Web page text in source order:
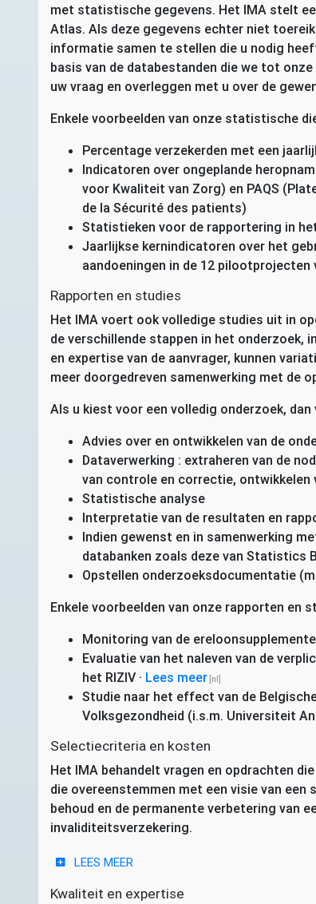
met statistische gegevens. Het IMA stelt
Atlas. Als deze gegevens echter niet
informatie samen te stellen die u nodig
basis van de databestanden die we tot
uw vraag en overleggen met u over de
Enkele voorbeelden van onze statistische
Percentage verzekerden met een
Indicatoren over ongeplande
voor Kwaliteit van Zorg) en PAQS
de la Sécurité des patients)
Statistieken voor de rapportering in
Jaarlijkse kernindicatoren over het
aandoeningen in de 12 pilootprojecten
Rapporten en studies
Het IMA voert ook volledige studies uit in
de verschillende stappen in het onderzoek,
en expertise van de aanvrager, kunnen
meer doorgedreven samenwerking met de
Als u kiest voor een volledig onderzoek,
Advies over en ontwikkelen van de
Dataverwerking : extraheren van de
van controle en correctie,
Statistische analyse
Interpretatie van de resultaten en
Indien gewenst en in samenwerking
databanken zoals deze van Statistics
Opstellen onderzoeksdocumentatie
Enkele voorbeelden van onze rapporten en
Monitoring van de
Evaluatie van het naleven van de
het RIZIV · Lees meer
Studie naar het effect van de
Volksgezondheid (i.s.m. Universiteit
Selectiecriteria en kosten
Het IMA behandelt vragen en opdrachten
die overeenstemmen met een visie van
behoud en de permanente verbetering van
invaliditeitsverzekering.
LEES MEER
Kwaliteit en expertise